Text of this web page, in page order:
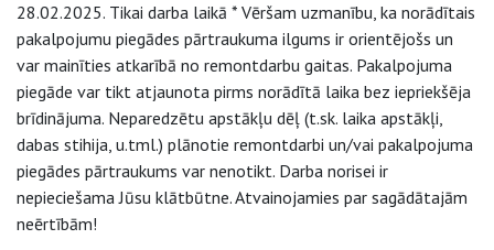
28.02.2025. Tikai darba laikā * Vēršam uzmanību, ka norādītais
pakalpojumu piegādes pārtraukuma ilgums ir orientējošs un
var mainīties atkarībā no remontdarbu gaitas. Pakalpojuma
piegāde var tikt atjaunota pirms norādītā laika bez iepriekšēja
brīdinājuma. Neparedzētu apstākļu dēļ (t.sk. laika apstākļi,
dabas stihija, u.tml.) plānotie remontdarbi un/vai pakalpojuma
piegādes pārtraukums var nenotikt. Darba norisei ir
nepieciešama Jūsu klātbūtne. Atvainojamies par sagādātajām
neērtībām!